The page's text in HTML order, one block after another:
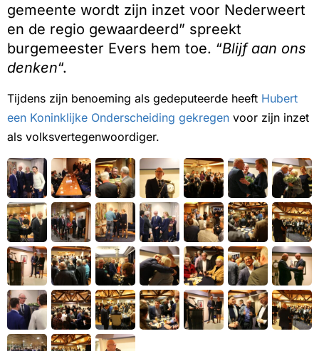
gemeente wordt zijn inzet voor Nederweert
en de regio gewaardeerd” spreekt
burgemeester Evers hem toe. “Blijf aan ons
denken“.
Tijdens zijn benoeming als gedeputeerde heeft Hubert
een Koninklijke Onderscheiding gekregen voor zijn inzet
als volksvertegenwoordiger.